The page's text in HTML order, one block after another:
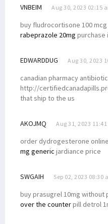
VNBEIM Aug 30, 2023 02:15
buy fludrocortisone 100
rabeprazole 20mg purchase
EDWARDDUG Aug 30, 2023
canadian pharmacy
http://
that ship to the us
AKOJMQ Aug 31, 2023
order dydrogesterone online
mg generic jardiance price
SWGAIH Sep 02, 2023 08:30
buy prasugrel 10mg without
over the counterpill detrol